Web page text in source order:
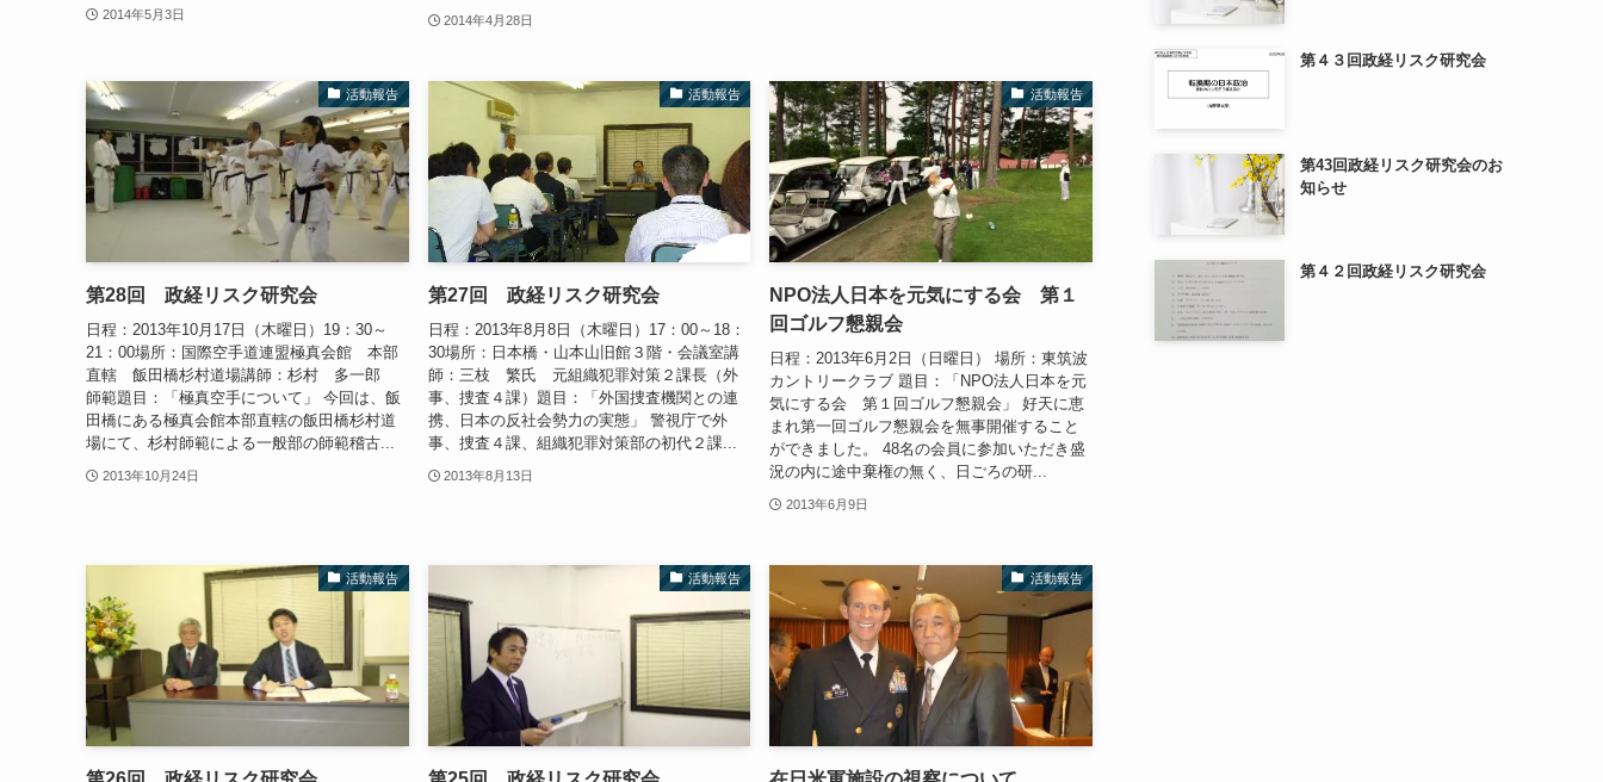
2014年5月3日 2014年4月28日
活動報告
第28回 政経リスク研究会
日程：2013年10月17日（木曜日）19：30～
21：00場所：国際空手道連盟極真会館 本部
直轄 飯田橋杉村道場講師：杉村 多一郎
師範題目：「極真空手について」 今回は、飯
田橋にある極真会館本部直轄の飯田橋杉村道
場にて、杉村師範による一般部の師範稽古...
2013年10月24日
活動報告
第27回 政経リスク研究会
日程：2013年8月8日（木曜日）17：00～18：
30場所：日本橋・山本山旧館３階・会議室講
師：三枝 繁氏 元組織犯罪対策２課長（外
事、捜査４課）題目：「外国捜査機関との連
携、日本の反社会勢力の実態」 警視庁で外
事、捜査４課、組織犯罪対策部の初代２課...
2013年8月13日
活動報告
NPO法人日本を元気にする会 第１
回ゴルフ懇親会
日程：2013年6月2日（日曜日） 場所：東筑波
カントリークラブ 題目：「NPO法人日本を元
気にする会 第１回ゴルフ懇親会」 好天に恵
まれ第一回ゴルフ懇親会を無事開催すること
ができました。 48名の会員に参加いただき盛
況の内に途中棄権の無く、日ごろの研...
2013年6月9日
活動報告 活動報告 活動報告
第４３回政経リスク研究会
第43回政経リスク研究会のお
知らせ
第４２回政経リスク研究会